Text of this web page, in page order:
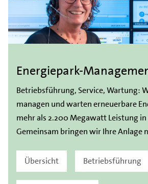
Energiepark-
Betriebsführung, Service, Wartung:
managen und warten erneuerbare
mehr als 2.200 Megawatt Leistung in
Gemeinsam bringen wir Ihre Anlage
Übersicht Betriebsführung